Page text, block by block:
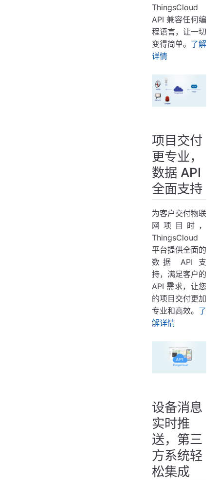
ThingsCloud
API 兼容任何编
程语言，让一切
变得简单。 了解
详情
项目交付
更专业，
数据 API
全面支持
为客户交付物联
网项目时，
ThingsCloud
平台提供全面的
数据 API 支
持，满足客户的
API 需求，让您
的项目交付更加
专业和高效。 了
解详情
设备消息
实时推
送，第三
方系统轻
松集成